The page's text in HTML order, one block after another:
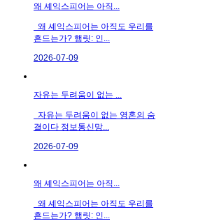
왜 셰익스피어는 아직...
왜 셰익스피어는 아직도 우리를
흔드는가? 햄릿: 인...
2026-07-09
자유는 두려움이 없는 ...
자유는 두려움이 없는 영혼의 숨
결이다 정보통신망...
2026-07-09
왜 셰익스피어는 아직...
왜 셰익스피어는 아직도 우리를
흔드는가? 햄릿: 인...